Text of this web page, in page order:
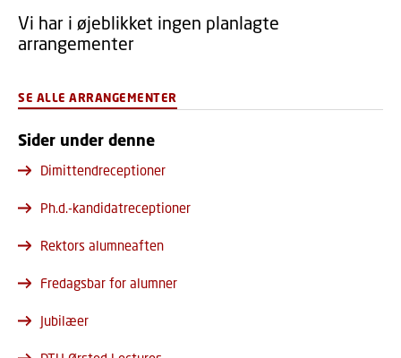
Vi har i øjeblikket ingen planlagte
arrangementer
SE ALLE ARRANGEMENTER
Sider under denne
Dimittendreceptioner
Ph.d.-kandidatreceptioner
Rektors alumneaften
Fredagsbar for alumner
Jubilæer